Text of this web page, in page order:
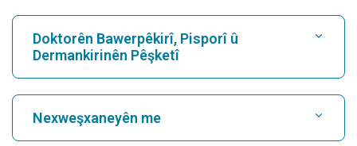
Doktorên Bawerpêkirî, Pisporî û
Dermankirinên Pêşketî
Nexweşxaneyê bibînin
Nexweşxaneyên me